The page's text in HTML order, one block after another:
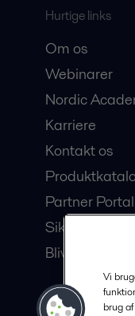
Hurtige links
Om os
Webinarer
Nordic
Karriere
Kontakt os
Partner Portal
Bliv partner
© 2015-2026,
Vi
brug